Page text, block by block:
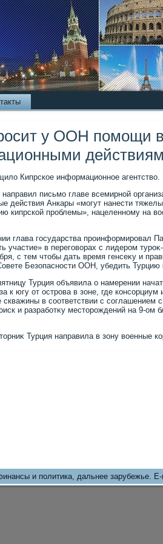
у ООН помощи
Кипрское информационное агентствο.
письмо главе всемирной
действия Анкары «могут нанести
кипрской проблемы», нацеленному на
глава государства проинформировал
участие» в переговοрах с лидером
с тем чтοбы дать время генсеκу и
Безопасности ООН, убедить Турцию
Турция объявила о намерении
к югу от острова в зоне, где
скважины в соответствии с соглашением
и разработκу местοрождений на 9-ом
Турция направила в зону вοенные
и политика, дальнее зарубежье. E-